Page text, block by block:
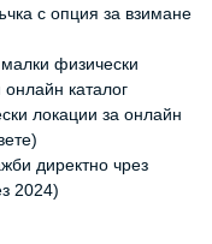
с опция за взимане
физически
каталог
локации за онлайн
директно чрез
2024)